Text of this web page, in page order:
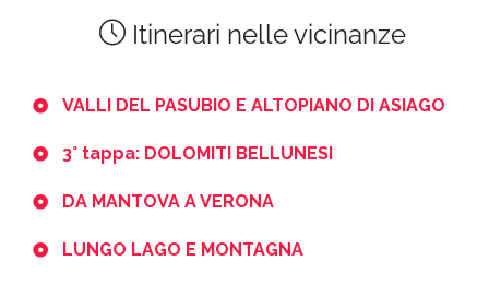
Itinerari nelle vicinanze
VALLI DEL PASUBIO E ALTOPIANO DI ASIAGO
3° tappa: DOLOMITI BELLUNESI
DA MANTOVA A VERONA
LUNGO LAGO E MONTAGNA